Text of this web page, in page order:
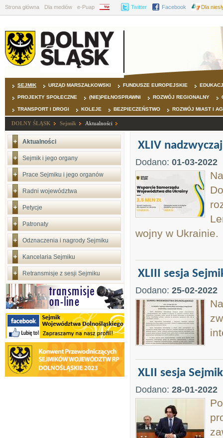
Strona główna Dla mediów e-Puap BIP Twitter Facebook Dla
SEJMIK URZĄD MARSZAŁKOWSKI FUNDUSZE EUROPEJSKIE
PROJEKTY SPOŁECZNE (NIE)PEŁNOSPRAWNI ROZWÓJ REGIONALNY
TRANSPORT I DROGI KOLEJE BEZPIECZEŃSTWO ROZWÓJ MIAST I
DOLNY ŚLĄSK Sejmik Aktualności
Aktualności
Sejmik i jego organy
Prace Sejmiku i jego organów
Radni województwa
Petycje
Patronaty
Odznaczenia i nagrody Sejmiku
Kancelaria Sejmiku
Retransmisje z sesji Sejmiku
XLIV
Dodano: 01-03-2022
wojny w Ukrainie.
XLIII sesja
Dodano: 25-02-2022
XLII sesja
Dodano: 28-01-2022